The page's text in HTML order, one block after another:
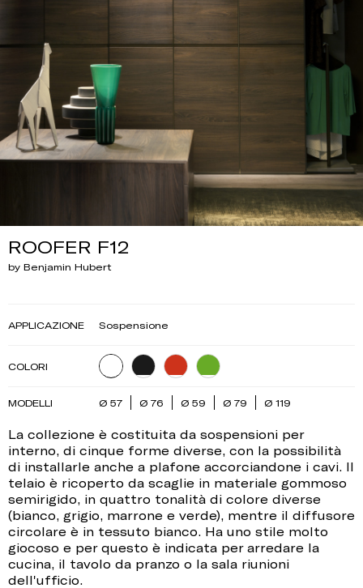
ROOFER F12
by Benjamin Hubert
La collezione è costituita da sospensioni per
interno, di cinque forme diverse, con la possibilità
di installarle anche a plafone accorciandone i cavi. Il
telaio è ricoperto da scaglie in materiale gommoso
semirigido, in quattro tonalità di colore diverse
(bianco, grigio, marrone e verde), mentre il diffusore
circolare è in tessuto bianco. Ha uno stile molto
giocoso e per questo è indicata per arredare la
cucina, il tavolo da pranzo o la sala riunioni
dell'ufficio.
APPLICAZIONE Sospensione
COLORI
MODELLI Ø 57 Ø 76 Ø 59 Ø 79 Ø 119